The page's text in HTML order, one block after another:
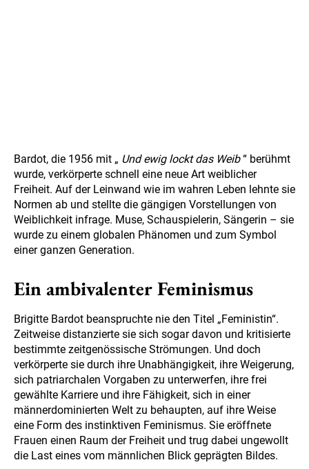
Bardot, die 1956 mit „ Und ewig lockt das Weib“ berühmt
wurde, verkörperte schnell eine neue Art weiblicher
Freiheit. Auf der Leinwand wie im wahren Leben lehnte sie
Normen ab und stellte die gängigen Vorstellungen von
Weiblichkeit infrage. Muse, Schauspielerin, Sängerin – sie
wurde zu einem globalen Phänomen und zum Symbol
einer ganzen Generation.
Ein ambivalenter Feminismus
Brigitte Bardot beanspruchte nie den Titel „Feministin“.
Zeitweise distanzierte sie sich sogar davon und kritisierte
bestimmte zeitgenössische Strömungen. Und doch
verkörperte sie durch ihre Unabhängigkeit, ihre Weigerung,
sich patriarchalen Vorgaben zu unterwerfen, ihre frei
gewählte Karriere und ihre Fähigkeit, sich in einer
männerdominierten Welt zu behaupten, auf ihre Weise
eine Form des instinktiven Feminismus. Sie eröffnete
Frauen einen Raum der Freiheit und trug dabei ungewollt
die Last eines vom männlichen Blick geprägten Bildes.